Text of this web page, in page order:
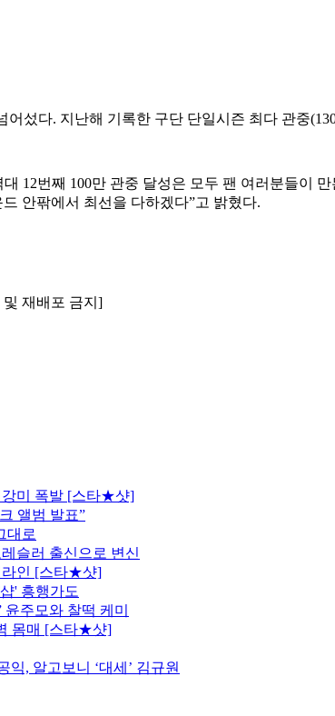
섰다. 지난해 기록한 구단 단일시즌 최다 관중
12번째 100만 관중 달성은 모두 팬 여러분들이
안팎에서 최선을 다하겠다”고 밝혔다.
재배포 금지]
강미 폭발 [스타★샷]
앨범 발표”
대로
슬러 출신으로 변신
라인 [스타★샷]
' 흥행가도
주모와 찰떡 케미
몸매 [스타★샷]
, 알고보니 ‘대세’ 김규원